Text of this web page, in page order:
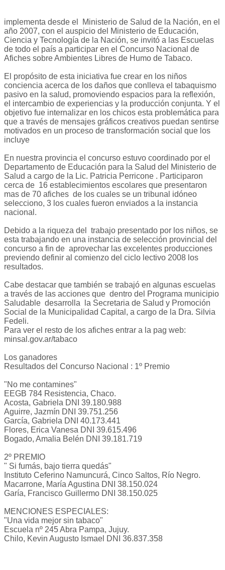
implementa desde el Ministerio de Salud de la Nación, en el
año 2007, con el auspicio del Ministerio de Educación,
Ciencia y Tecnología de la Nación, se invitó a las Escuelas
de todo el país a participar en el Concurso Nacional de
Afiches sobre Ambientes Libres de Humo de Tabaco.
El propósito de esta iniciativa fue crear en los niños
conciencia acerca de los daños que conlleva el tabaquismo
pasivo en la salud, promoviendo espacios para la reflexión,
el intercambio de experiencias y la producción conjunta. Y el
objetivo fue internalizar en los chicos esta problemática para
que a través de mensajes gráficos creativos puedan sentirse
motivados en un proceso de transformación social que los
incluye
En nuestra provincia el concurso estuvo coordinado por el
Departamento de Educación para la Salud del Ministerio de
Salud a cargo de la Lic. Patricia Perricone . Participaron
cerca de 16 establecimientos escolares que presentaron
mas de 70 afiches de los cuales se un tribunal idóneo
selecciono, 3 los cuales fueron enviados a la instancia
nacional.
Debido a la riqueza del trabajo presentado por los niños, se
esta trabajando en una instancia de selección provincial del
concurso a fin de aprovechar las excelentes producciones
previendo definir al comienzo del ciclo lectivo 2008 los
resultados.
Cabe destacar que también se trabajó en algunas escuelas
a través de las acciones que dentro del Programa municipio
Saludable desarrolla la Secretaria de Salud y Promoción
Social de la Municipalidad Capital, a cargo de la Dra. Silvia
Fedeli.
Para ver el resto de los afiches entrar a la pag web:
minsal.gov.ar/tabaco
Los ganadores
Resultados del Concurso Nacional : 1º Premio
"No me contamines"
EEGB 784 Resistencia, Chaco.
Acosta, Gabriela DNI 39.180.988
Aguirre, Jazmín DNI 39.751.256
García, Gabriela DNI 40.173.441
Flores, Erica Vanesa DNI 39.615.496
Bogado, Amalia Belén DNI 39.181.719
2º PREMIO
" Si fumás, bajo tierra quedás"
Instituto Ceferino Namuncurá, Cinco Saltos, Río Negro.
Macarrone, María Agustina DNI 38.150.024
Garía, Francisco Guillermo DNI 38.150.025
MENCIONES ESPECIALES:
"Una vida mejor sin tabaco"
Escuela nº 245 Abra Pampa, Jujuy.
Chilo, Kevin Augusto Ismael DNI 36.837.358